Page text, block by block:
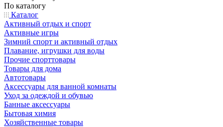
По каталогу
Каталог
Активный отдых и спорт
Активные игры
Зимний спорт и активный отдых
Плавание, игрушки для воды
Прочие спорттовары
Товары для дома
Автотовары
Аксессуары для ванной комнаты
Уход за одеждой и обувью
Банные аксессуары
Бытовая химия
Хозяйственные товары